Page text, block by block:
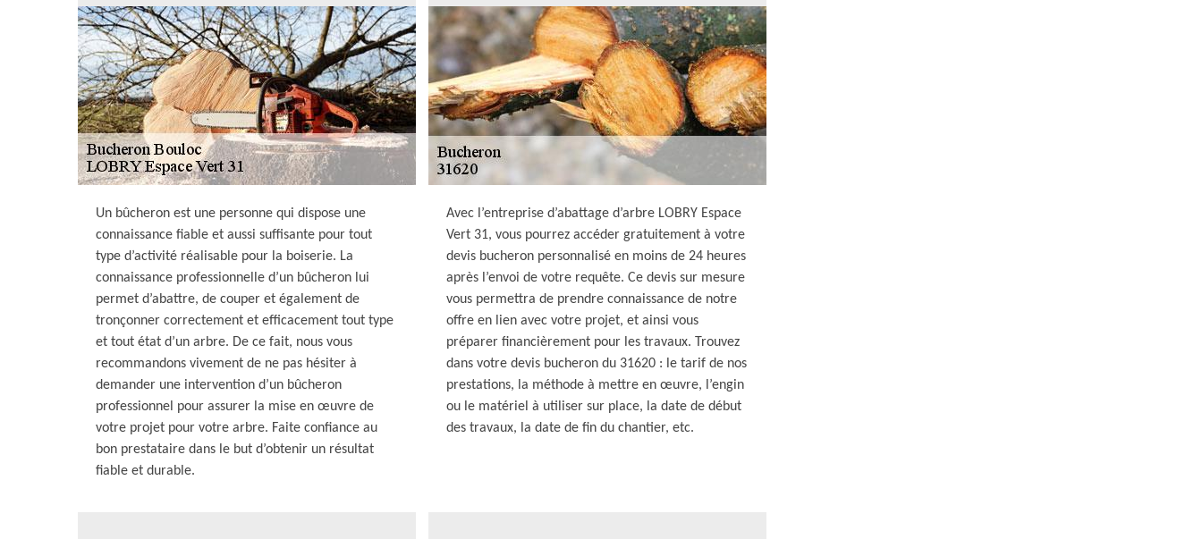
Un bûcheron est une personne qui dispose une
connaissance fiable et aussi suffisante pour tout
type d’activité réalisable pour la boiserie. La
connaissance professionnelle d’un bûcheron lui
permet d’abattre, de couper et également de
tronçonner correctement et efficacement tout type
et tout état d’un arbre. De ce fait, nous vous
recommandons vivement de ne pas hésiter à
demander une intervention d’un bûcheron
professionnel pour assurer la mise en œuvre de
votre projet pour votre arbre. Faite confiance au
bon prestataire dans le but d’obtenir un résultat
fiable et durable.
Avec l’entreprise d’abattage d’arbre LOBRY Espace
Vert 31, vous pourrez accéder gratuitement à votre
devis bucheron personnalisé en moins de 24 heures
après l’envoi de votre requête. Ce devis sur mesure
vous permettra de prendre connaissance de notre
offre en lien avec votre projet, et ainsi vous
préparer financièrement pour les travaux. Trouvez
dans votre devis bucheron du 31620 : le tarif de nos
prestations, la méthode à mettre en œuvre, l’engin
ou le matériel à utiliser sur place, la date de début
des travaux, la date de fin du chantier, etc.